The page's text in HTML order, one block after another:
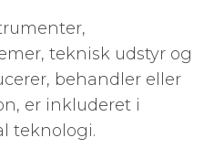
teknisk udstyr og
behandler eller
er inkluderet i
teknologi.